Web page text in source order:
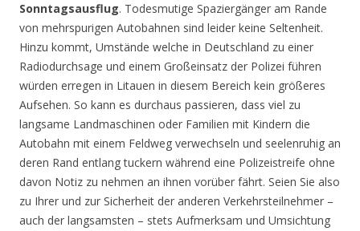
Sonntagsausflug. Todesmutige Spaziergänger am Rande
von mehrspurigen Autobahnen sind leider keine Seltenheit.
Hinzu kommt, Umstände welche in Deutschland zu einer
Radiodurchsage und einem Großeinsatz der Polizei führen
würden erregen in Litauen in diesem Bereich kein größeres
Aufsehen. So kann es durchaus passieren, dass viel zu
langsame Landmaschinen oder Familien mit Kindern die
Autobahn mit einem Feldweg verwechseln und seelenruhig an
deren Rand entlang tuckern während eine Polizeistreife ohne
davon Notiz zu nehmen an ihnen vorüber fährt. Seien Sie also
zu Ihrer und zur Sicherheit der anderen Verkehrsteilnehmer –
auch der langsamsten – stets Aufmerksam und Umsichtung